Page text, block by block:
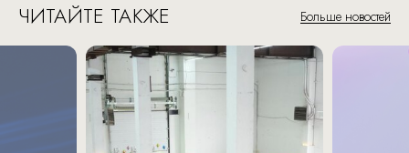
ЧИТАЙТЕ ТАКЖЕ Больше новостей